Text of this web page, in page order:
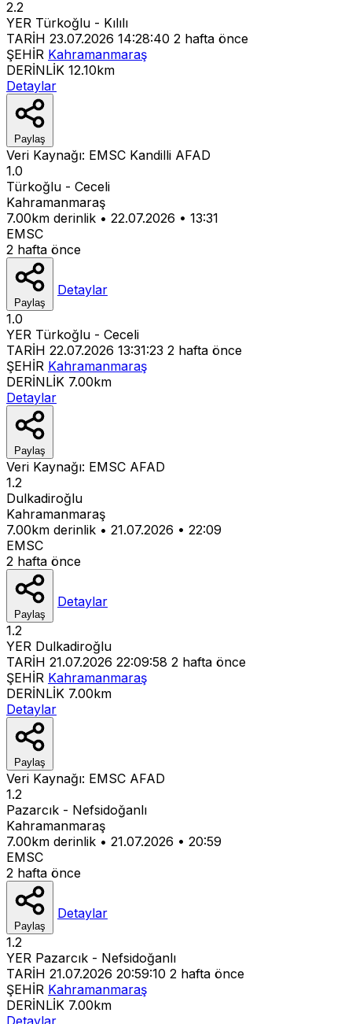
2.2
YER Türkoğlu - Kılılı
TARİH 23.07.2026 14:28:40 2 hafta önce
ŞEHİR Kahramanmaraş
DERİNLİK 12.10km
Detaylar
Paylaş
Veri Kaynağı: EMSC Kandilli AFAD
1.0
Türkoğlu - Ceceli
Kahramanmaraş
7.00km derinlik • 22.07.2026 • 13:31
EMSC
2 hafta önce
Paylaş
Detaylar
1.0
YER Türkoğlu - Ceceli
TARİH 22.07.2026 13:31:23 2 hafta önce
ŞEHİR Kahramanmaraş
DERİNLİK 7.00km
Detaylar
Paylaş
Veri Kaynağı: EMSC AFAD
1.2
Dulkadiroğlu
Kahramanmaraş
7.00km derinlik • 21.07.2026 • 22:09
EMSC
2 hafta önce
Paylaş
Detaylar
1.2
YER Dulkadiroğlu
TARİH 21.07.2026 22:09:58 2 hafta önce
ŞEHİR Kahramanmaraş
DERİNLİK 7.00km
Detaylar
Paylaş
Veri Kaynağı: EMSC AFAD
1.2
Pazarcık - Nefsidoğanlı
Kahramanmaraş
7.00km derinlik • 21.07.2026 • 20:59
EMSC
2 hafta önce
Paylaş
Detaylar
1.2
YER Pazarcık - Nefsidoğanlı
TARİH 21.07.2026 20:59:10 2 hafta önce
ŞEHİR Kahramanmaraş
DERİNLİK 7.00km
Detaylar